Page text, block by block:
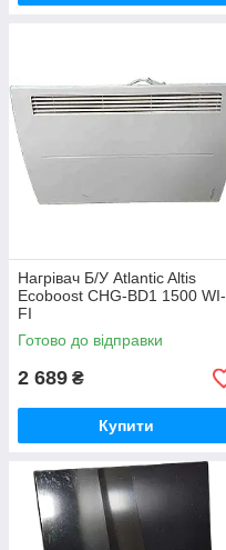
Нагрівач Б/У Atlantic Altis
Ecoboost CHG-BD1 1500 WI-
FI
Готово до відправки
2 689 ₴
Купити